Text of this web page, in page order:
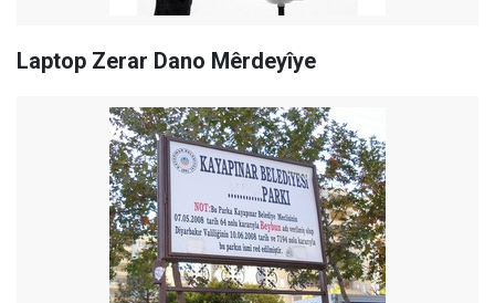
Laptop Zerar Dano Mêrdeyîye